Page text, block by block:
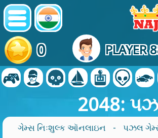
0 PLAYER
2048:
ગેમ્સ નિઃશુલ્ક ઑનલાઇન - પઝલ